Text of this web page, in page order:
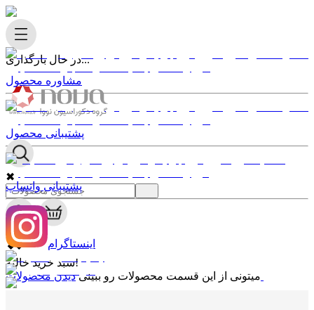
در حال بارگذاری...
✖
0
✖
سبد خرید خالیه!
میتونی از این قسمت محصولات رو ببینی
مشاوره محصول
پشتیبانی محصول
پشتیبانی واتساپ
اینستاگرام